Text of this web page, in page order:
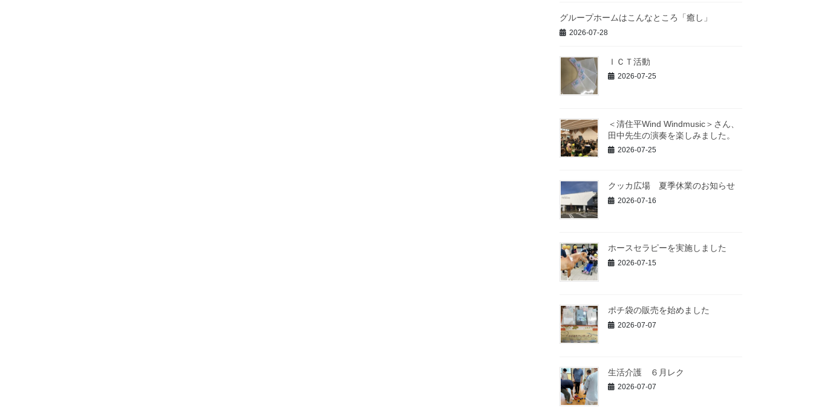
グループホームはこんなところ「癒し」
2026-07-28
ＩＣＴ活動
2026-07-25
＜清住平Wind Windmusic＞さん、
田中先生の演奏を楽しみました。
2026-07-25
クッカ広場 夏季休業のお知らせ
2026-07-16
ホースセラピーを実施しました
2026-07-15
ポチ袋の販売を始めました
2026-07-07
生活介護 ６月レク
2026-07-07